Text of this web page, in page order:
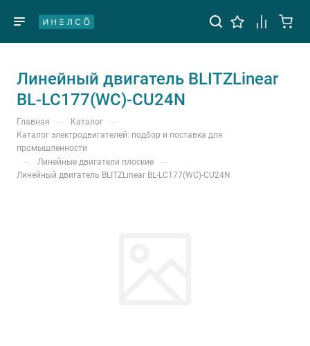
Линейный двигатель BLITZLinear
BL-LC177(WC)-CU24N
Главная — Каталог —
Каталог электродвигателей: подбор и поставка для
промышленности
— Линейные двигатели плоские —
Линейный двигатель BLITZLinear BL-LC177(WC)-CU24N